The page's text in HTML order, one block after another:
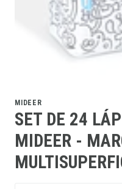
MIDEER
SET DE 24
MIDEER -